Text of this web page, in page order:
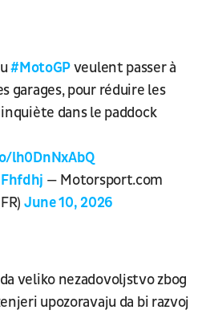
#MotoGPveulent passer à
garages, pour réduire les
dans le paddock
lh0DnNxAbQ
— Motorsport.com
June 10, 2026
veliko nezadovoljstvo zbog
upozoravaju da bi razvoj